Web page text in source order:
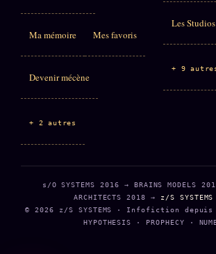
Ma mémoire Mes favoris
Devenir mécène
+ 2 autres
Les Studios
+ 9
s/O SYSTEMS 2016 → BRAINS MODELS
ARCHITECTS 2018 → z/S
© 2026 z/S SYSTEMS · Infofiction
HYPOTHESIS · PROPHECY ·